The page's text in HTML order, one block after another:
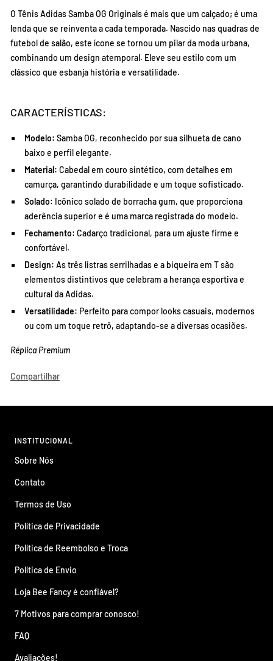
O Tênis Adidas Samba OG Originals é mais que um calçado; é uma
lenda que se reinventa a cada temporada. Nascido nas quadras de
futebol de salão, este ícone se tornou um pilar da moda urbana,
combinando um design atemporal. Eleve seu estilo com um
clássico que esbanja história e versatilidade.
CARACTERÍSTICAS:
Modelo: Samba OG, reconhecido por sua silhueta de cano
baixo e perfil elegante.
Material: Cabedal em couro sintético, com detalhes em
camurça, garantindo durabilidade e um toque sofisticado.
Solado: Icônico solado de borracha gum, que proporciona
aderência superior e é uma marca registrada do modelo.
Fechamento: Cadarço tradicional, para um ajuste firme e
confortável.
Design: As três listras serrilhadas e a biqueira em T são
elementos distintivos que celebram a herança esportiva e
cultural da Adidas.
Versatilidade: Perfeito para compor looks casuais, modernos
ou com um toque retrô, adaptando-se a diversas ocasiões.
Réplica Premium
Compartilhar
INSTITUCIONAL
Sobre Nós
Contato
Termos de Uso
Política de Privacidade
Política de Reembolso e Troca
Política de Envio
Loja Bee Fancy é confiável?
7 Motivos para comprar conosco!
FAQ
Avaliações!